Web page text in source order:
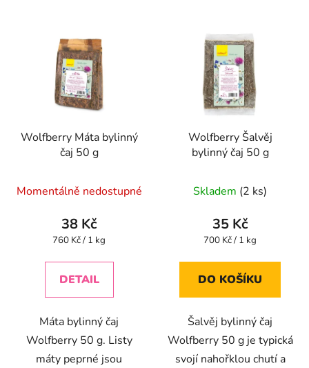
Wolfberry Máta bylinný
čaj 50 g
Momentálně nedostupné
38 Kč
Měrná
760 Kč / 1 kg
DETAIL
Máta bylinný čaj
Wolfberry 50 g. Listy
máty peprné jsou
Wolfberry Šalvěj
bylinný čaj 50 g
Skladem (2 ks)
35 Kč
Měrná
700 Kč / 1 kg
DO KOŠÍKU
Šalvěj bylinný čaj
Wolfberry 50 g je typická
svojí nahořklou chutí a